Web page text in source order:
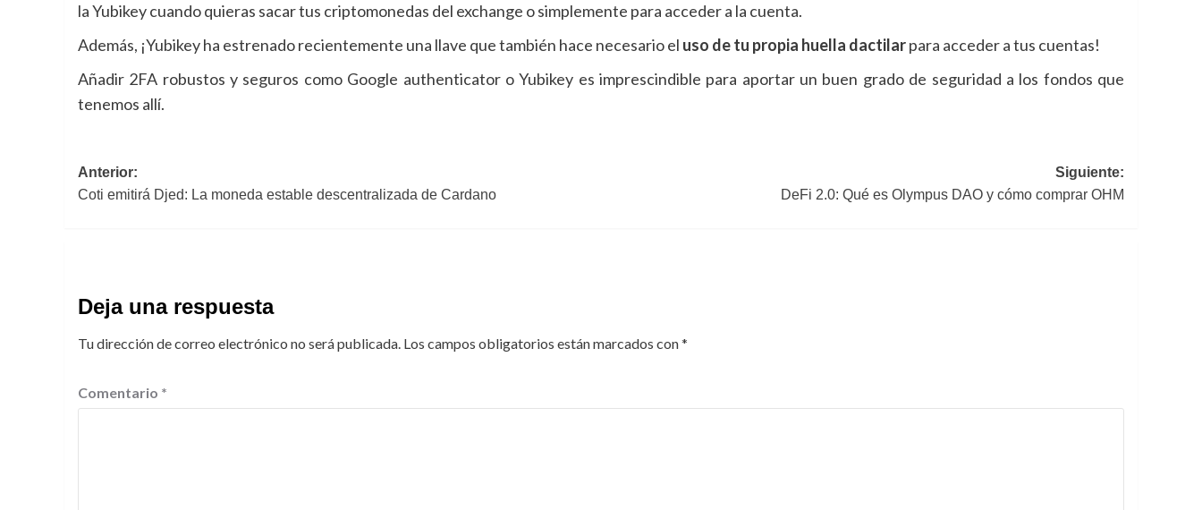
la Yubikey cuando quieras sacar tus criptomonedas del exchange o simplemente para acceder a la cuenta.
Además, ¡Yubikey ha estrenado recientemente una llave que también hace necesario el uso de tu propia huella dactilarpara acceder a tus cuentas!
Añadir 2FA robustos y seguros como Google authenticator o Yubikey es imprescindible para aportar un buen grado de seguridad a los fondos que
tenemos allí.
Navegación
de
Anterior:
Coti emitirá Djed: La moneda estable descentralizada de Cardano
Siguiente:
DeFi 2.0: Qué es Olympus DAO y cómo comprar OHM
Deja una respuesta
Tu dirección de correo electrónico no será publicada. Los campos obligatorios están marcados con*
Comentario *